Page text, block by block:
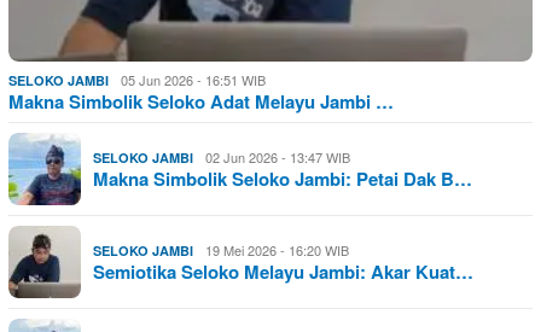
SELOKO JAMBI 05 Jun 2026 - 16:51 WIB
Makna Simbolik Seloko Adat Melayu Jambi …
SELOKO JAMBI 02 Jun 2026 - 13:47 WIB
Makna Simbolik Seloko Jambi: Petai Dak B…
SELOKO JAMBI 19 Mei 2026 - 16:20 WIB
Semiotika Seloko Melayu Jambi: Akar Kuat…